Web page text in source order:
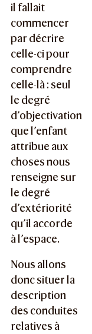
il fallait
commencer
par décrire
celle-ci pour
comprendre
celle-là : seul
le degré
d’objectivation
que l’enfant
attribue aux
choses nous
renseigne sur
le degré
d’extériorité
qu’il accorde
à l’espace.
Nous allons
donc situer la
description
des conduites
relatives à